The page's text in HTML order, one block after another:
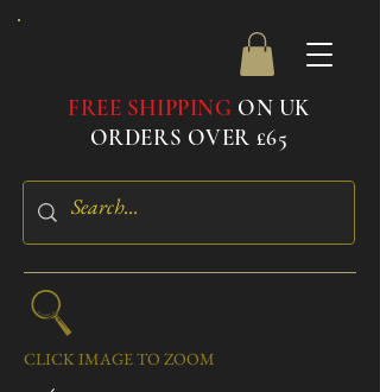
FREE SHIPPING ON UK
ORDERS OVER £65
CLICK IMAGE TO ZOOM